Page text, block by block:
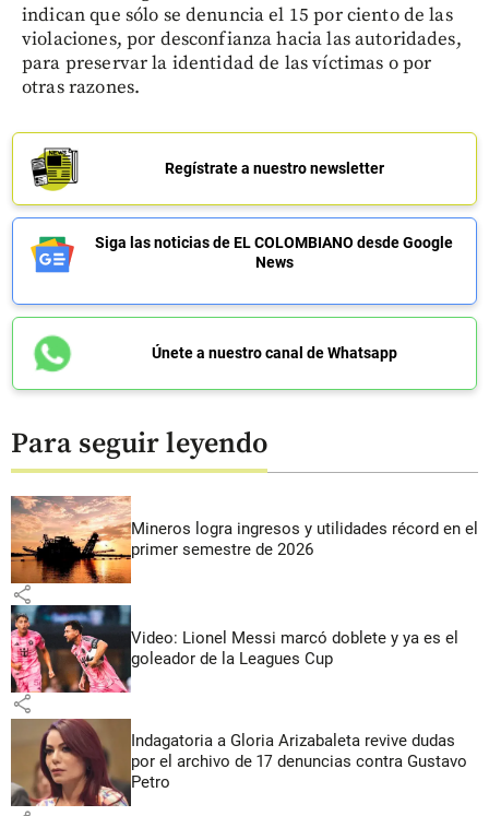
indican que sólo se denuncia el 15 por ciento de las
violaciones, por desconfianza hacia las autoridades,
para preservar la identidad de las víctimas o por
otras razones.
Regístrate a nuestro newsletter
Siga las noticias de EL COLOMBIANO desde Google
News
Únete a nuestro canal de Whatsapp
Para seguir leyendo
Mineros logra ingresos y utilidades récord en el
primer semestre de 2026
share
Video: Lionel Messi marcó doblete y ya es el
goleador de la Leagues Cup
share
Indagatoria a Gloria Arizabaleta revive dudas
por el archivo de 17 denuncias contra Gustavo
Petro